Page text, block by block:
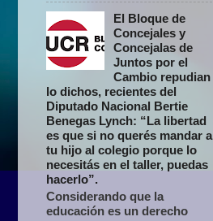
El Bloque de
Concejales y
Concejalas de
Juntos por el
Cambio repudian
lo dichos, recientes del
Diputado Nacional Bertie
Benegas Lynch: “La libertad
es que si no querés mandar a
tu hijo al colegio porque lo
necesitás en el taller, puedas
hacerlo”.
Considerando que la
educación es un derecho